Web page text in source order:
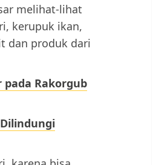
melihat-lihat
kerupuk ikan,
dan produk dari
pada Rakorgub